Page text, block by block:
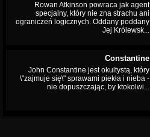
Rowan Atkinson powraca jak agent
specjalny, który nie zna strachu ani
ograniczeń logicznych. Oddany poddany
Jej Królewsk...
Constantine
John Constantine jest okultystą, który
\"zajmuje się\" sprawami piekła i nieba -
nie dopuszczając, by ktokolwi...